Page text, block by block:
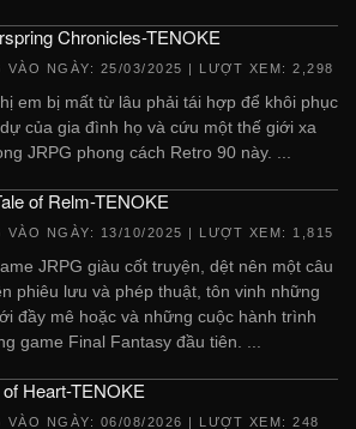
Chronicles-TENOKE
VÀO NGÀY: 25/03/2025 | LƯỢT XEM: 2,298
em bị mất từ ​​lâu phải tái hợp để khôi phục
của gia đình họ và cứu một thế giới xa
JRPG phong cách Retro 90 này. ...
of Relm-TENOKE
VÀO NGÀY: 13/10/2025 | LƯỢT XEM: 1,815
JRPG giàu cốt truyện, dệt nên một câu
phiêu lưu và phép thuật, tôn vinh những
đầy mê hoặc và những cuộc hành trình
game Final Fantasy đầu tiên. ...
Heart-TENOKE
VÀO NGÀY: 06/08/2026 | LƯỢT XEM: 248